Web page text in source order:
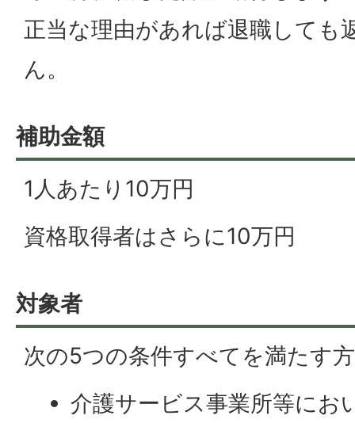
正当な理由があれば退職しても
ん。
補助金額
1人あたり10万円
資格取得者はさらに10万円
対象者
次の5つの条件すべてを満たす
介護サービス事業所等にお